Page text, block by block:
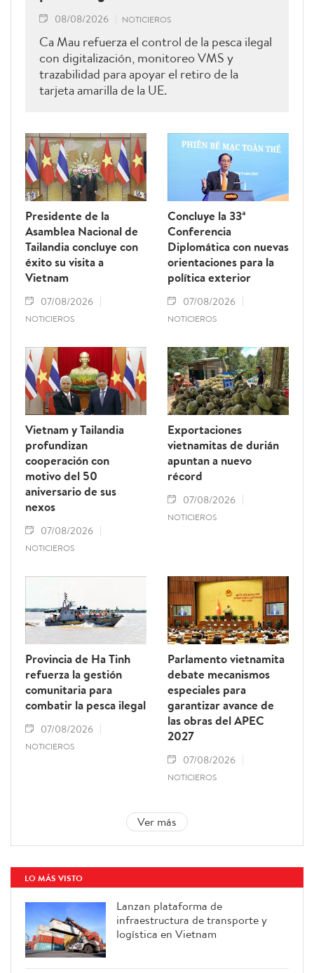
08/08/2026 NOTICIEROS
Ca Mau refuerza el control de la pesca ilegal
con digitalización, monitoreo VMS y
trazabilidad para apoyar el retiro de la
tarjeta amarilla de la UE.
Presidente de la
Asamblea Nacional de
Tailandia concluye con
éxito su visita a
Vietnam
07/08/2026
NOTICIEROS
Concluye la 33ª
Conferencia
Diplomática con nuevas
orientaciones para la
política exterior
07/08/2026
NOTICIEROS
Vietnam y Tailandia
profundizan
cooperación con
motivo del 50
aniversario de sus
nexos
07/08/2026
NOTICIEROS
Exportaciones
vietnamitas de durián
apuntan a nuevo
récord
07/08/2026
NOTICIEROS
Provincia de Ha Tinh
refuerza la gestión
comunitaria para
combatir la pesca ilegal
07/08/2026
NOTICIEROS
Parlamento vietnamita
debate mecanismos
especiales para
garantizar avance de
las obras del APEC
2027
07/08/2026
NOTICIEROS
Ver más
LO MÁS VISTO
Lanzan plataforma de
infraestructura de transporte y
logística en Vietnam